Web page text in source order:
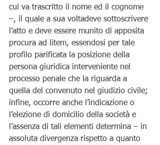
cui va trascritto il nome ed il cognome
–, il quale a sua voltadeve sottoscrivere
l’atto e deve essere munito di apposita
procura ad litem, essendosi per tale
profilo parificata la posizione della
persona giuridica interveniente nel
processo penale che la riguarda a
quella del convenuto nel giudizio civile;
infine, occorre anche l’indicazione o
l’elezione di domicilio della società e
l’assenza di tali elementi determina – in
assoluta divergenza rispetto a quanto